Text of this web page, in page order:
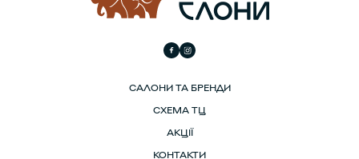
САЛОНИ ТА БРЕНДИ
СХЕМА ТЦ
АКЦІЇ
КОНТАКТИ